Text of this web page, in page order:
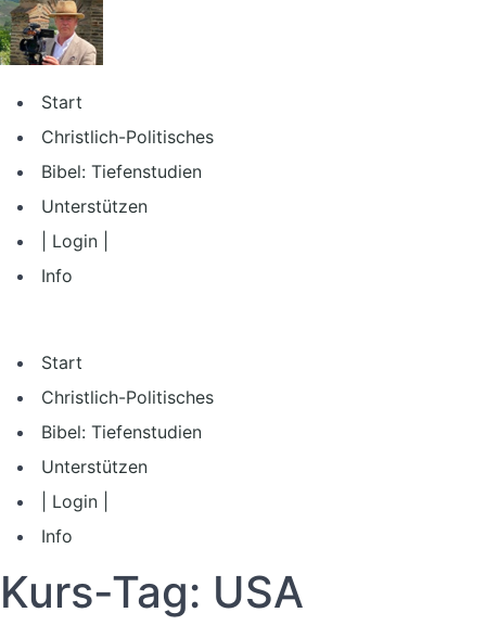
Zum
Inhalt
springen
Start
Christlich-Politisches
Bibel: Tiefenstudien
Unterstützen
| Login |
Info
Start
Christlich-Politisches
Bibel: Tiefenstudien
Unterstützen
| Login |
Info
Kurs-Tag: USA